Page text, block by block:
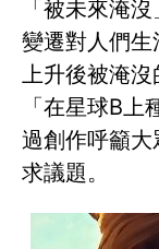
「被未來淹
變遷對人們
上升後被淹
「在星球B
過創作呼籲
求議題。